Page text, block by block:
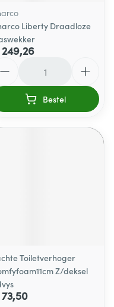
Liberty Draadloze
Bestel
Toiletverhoger
Z/deksel